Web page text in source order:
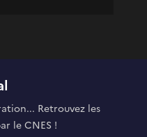
Retrouvez les
le CNES !